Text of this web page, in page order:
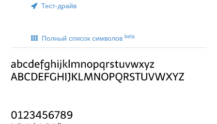
Тест-драйв
Полный список символов beta